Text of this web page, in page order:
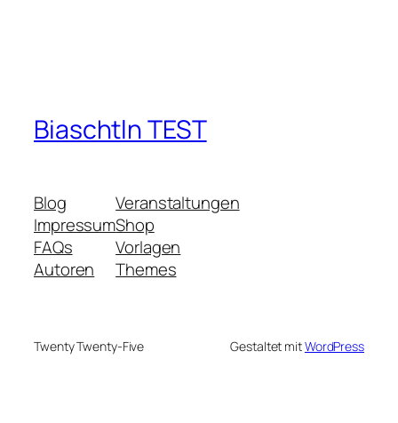
Biaschtln TEST
Blog
Impressum
FAQs
Autoren
Veranstaltungen
Shop
Vorlagen
Themes
Twenty Twenty-Five Gestaltet mitWordPress